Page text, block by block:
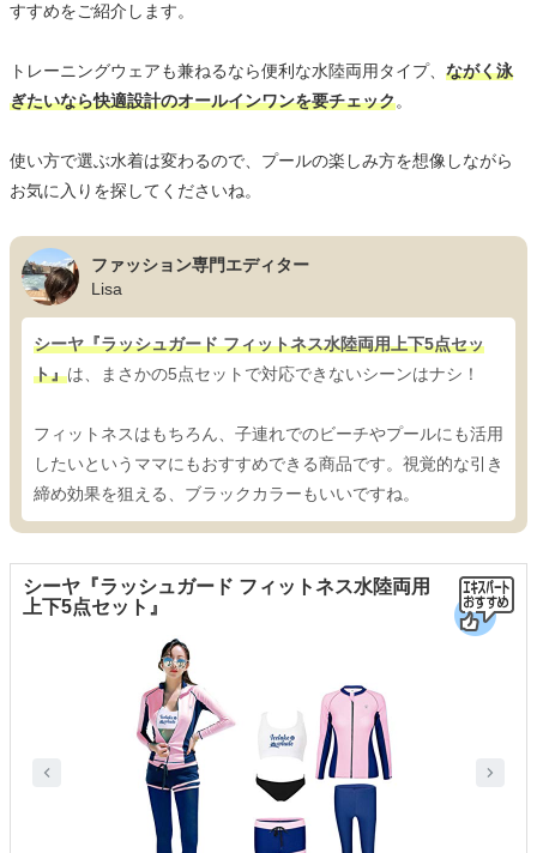
すすめをご紹介します。
トレーニングウェアも兼ねるなら便利な水陸両用タイプ、 ながく泳
ぎたいなら快適設計のオールインワンを要チェック。
使い方で選ぶ水着は変わるので、プールの楽しみ方を想像しながら
お気に入りを探してくださいね。
ファッション専門エディター
Lisa
シーヤ『ラッシュガード フィットネス水陸両用上下5点セッ
ト』は、まさかの5点セットで対応できないシーンはナシ！
フィットネスはもちろん、子連れでのビーチやプールにも活用
したいというママにもおすすめできる商品です。視覚的な引き
締め効果を狙える、ブラックカラーもいいですね。
シーヤ『ラッシュガード フィットネス水陸両用
上下5点セット』